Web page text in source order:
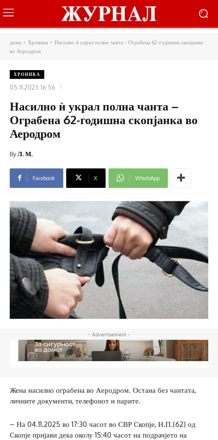
дома Хроника
Насилно ѝ украл полна чанта - Ограбена 62-годишна скопјанка
во Аеродром
ХРОНИКА
05.11.2025 16:56
Насилно ѝ украл полна чанта –
Ограбена 62-годишна скопјанка во
Аеродром
ByЛ. М.
Facebook X WhatsApp
- Advertisement -
Жена насилно ограбена во Аеродром. Остана без чантата,
личните документи, телефонот и парите.
– На 04.11.2025 во 17:30 часот во СВР Скопје, Н.П.(62) од
Скопје пријави дека околу 15:40 часот на подрачјето на